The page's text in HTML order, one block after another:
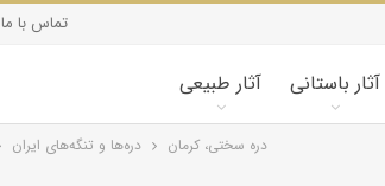
تماس با ما
آثار طبیعی آثار باستانی
دره‌ها و تنگه‌های ایران دره سختی، کرمان